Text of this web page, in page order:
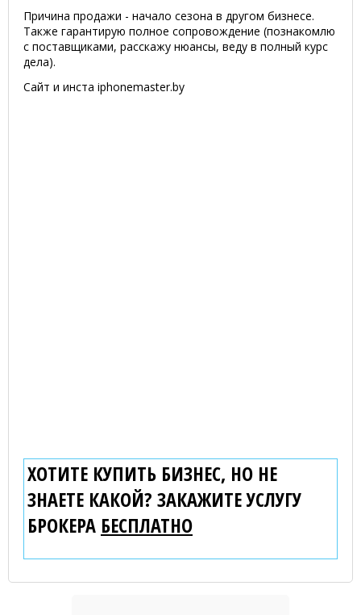
Причина продажи - начало сезона в другом бизнесе.
Также гарантирую полное сопровождение (познакомлю
с поставщиками, расскажу нюансы, веду в полный курс
дела).
Сайт и инста iphonemaster.by
ХОТИТЕ КУПИТЬ БИЗНЕС, НО НЕ
ЗНАЕТЕ КАКОЙ? ЗАКАЖИТЕ УСЛУГУ
БРОКЕРА БЕСПЛАТНО